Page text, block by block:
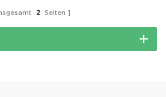
2 Seiten